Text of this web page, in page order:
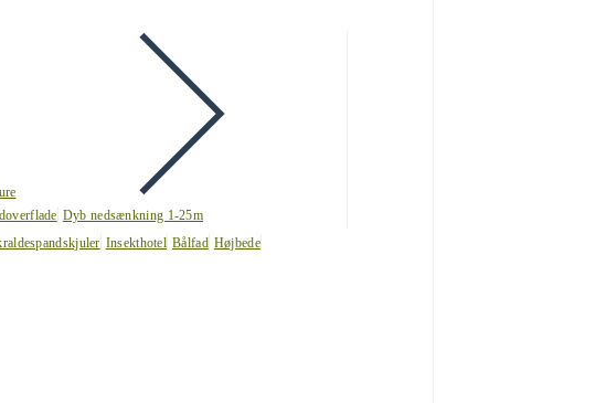
Dyb nedsænkning 1-25m
Insekthotel Bålfad Højbede